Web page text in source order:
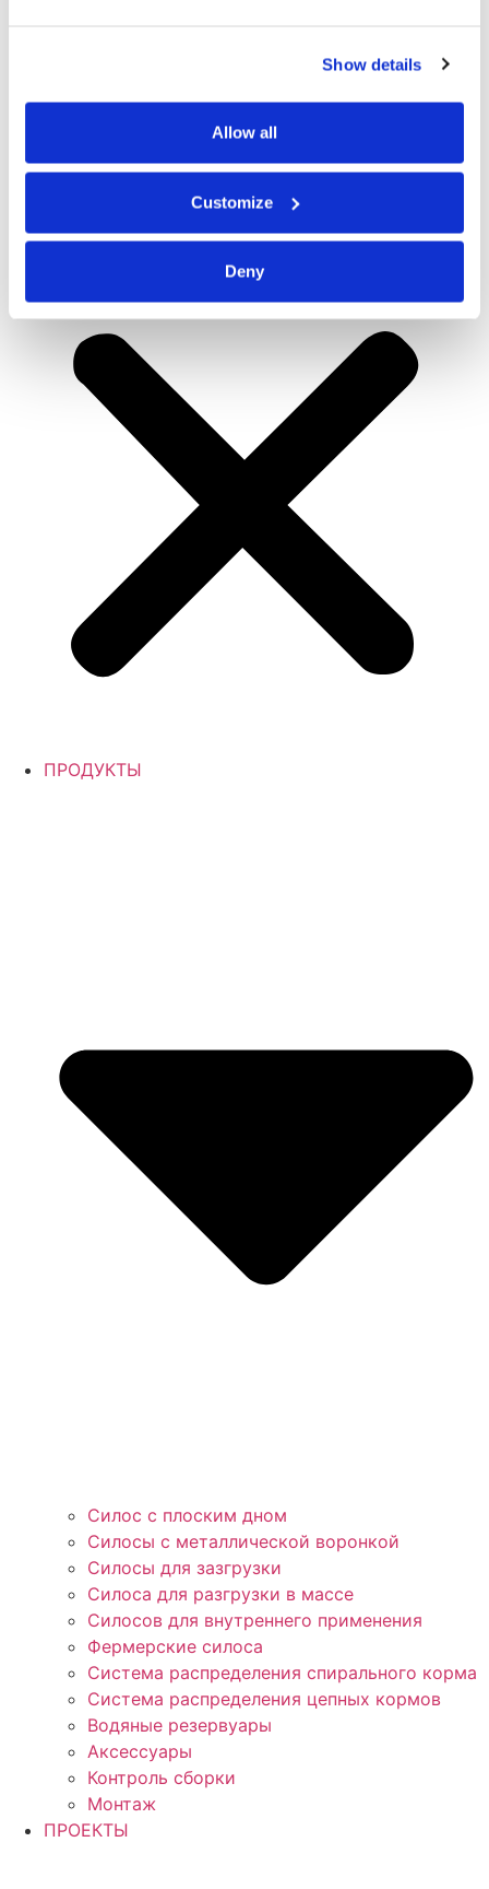
Show details
Allow all
Customize
Deny
ПРОДУКТЫ
Силос с плоским дном
Силосы с металлической воронкой
Силосы для зазгрузки
Силоса для разгрузки в массе
Силосов для внутреннего применения
Фермерские силоса
Система распределения спирального корма
Система распределения цепных кормов
Водяные резервуары
Аксессуары
Контроль сборки
Монтаж
ПРОЕКТЫ